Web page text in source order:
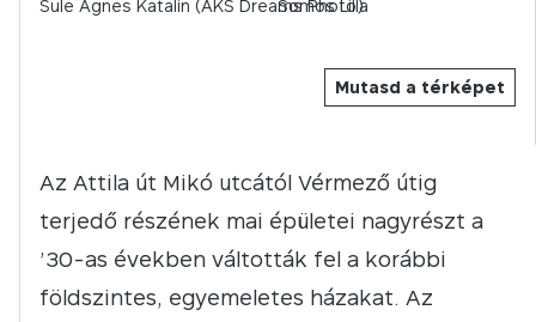
Mutasd a térképet
Süle Ágnes Katalin (AKS Dreams Photo)
Somos Lilla
Az Attila út Mikó utcától Vérmező útig
terjedő részének mai épületei nagyrészt a
’30-as években váltották fel a korábbi
földszintes, egyemeletes házakat. Az